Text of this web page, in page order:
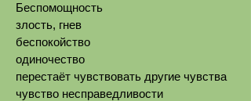
Беспомощность
злость, гнев
беспокойство
одиночество
перестаёт чувствовать другие чувства
чувство несправедливости